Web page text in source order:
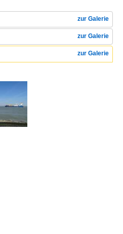
zur Galerie
zur Galerie
zur Galerie